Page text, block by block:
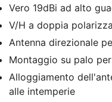
Vero 19dBi ad alto
V/H a doppia
Antenna direzionale
Montaggio su palo
Alloggiamento
alle intemperie